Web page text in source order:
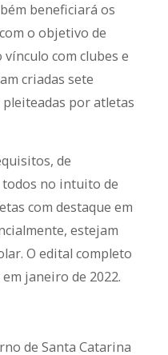
beneficiará os
o objetivo de
com clubes e
criadas sete
por atletas
de
no intuito de
com destaque em
estejam
O edital completo
janeiro de 2022.
de Santa Catarina